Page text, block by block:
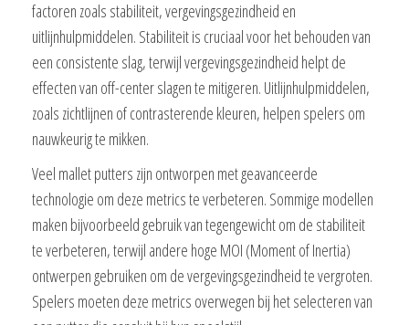
factoren zoals stabiliteit, vergevingsgezindheid en
uitlijnhulpmiddelen. Stabiliteit is cruciaal voor het behouden van
een consistente slag, terwijl vergevingsgezindheid helpt de
effecten van off-center slagen te mitigeren. Uitlijnhulpmiddelen,
zoals zichtlijnen of contrasterende kleuren, helpen spelers om
nauwkeurig te mikken.
Veel mallet putters zijn ontworpen met geavanceerde
technologie om deze metrics te verbeteren. Sommige modellen
maken bijvoorbeeld gebruik van tegengewicht om de stabiliteit
te verbeteren, terwijl andere hoge MOI (Moment of Inertia)
ontwerpen gebruiken om de vergevingsgezindheid te vergroten.
Spelers moeten deze metrics overwegen bij het selecteren van